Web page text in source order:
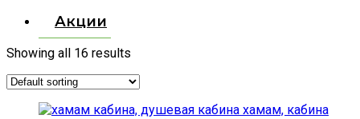
Акции
Showing all 16 results